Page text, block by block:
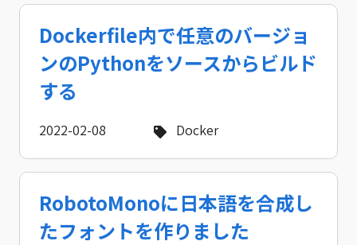
Dockerfile内で任意のバージョ
ンのPythonをソースからビルド
する
2022-02-08 Docker
RobotoMonoに日本語を合成し
たフォントを作りました